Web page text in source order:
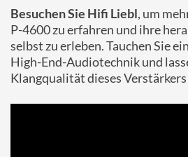
Besuchen Sie Hifi Liebl, um
P-4600 zu erfahren und ihre
selbst zu erleben. Tauchen Sie
High-End-Audiotechnik und
Klangqualität dieses